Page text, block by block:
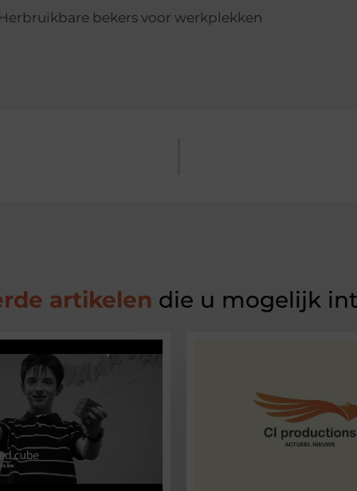
bekers voor werkplekken
artikelen die u mogelijk